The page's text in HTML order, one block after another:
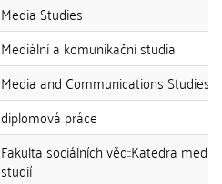
Media Studies
Mediální a komunikační studia
Media and Communications Studies
diplomová práce
Fakulta sociálních věd::Katedra
studií